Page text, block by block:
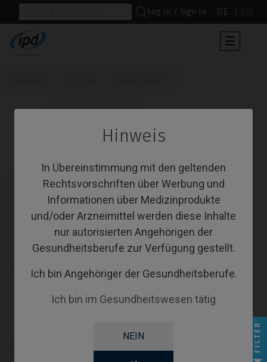
Hinweis
In Übereinstimmung mit den geltenden
Rechtsvorschriften über Werbung und
Informationen über Medizinprodukte
und/oder Arzneimittel werden diese Inhalte
nur autorisierten Angehörigen der
Gesundheitsberufe zur Verfügung gestellt.
Ich bin Angehöriger der Gesundheitsberufe.
Ich bin im Gesundheitswesen tätig
NEIN
Log In / Sign In DE
der
☰
                      Schraubendreher
Straumann® Bone Level®
FILTER